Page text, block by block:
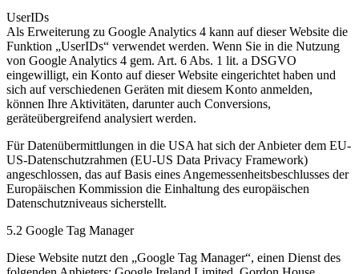
UserIDs
Als Erweiterung zu Google Analytics 4 kann auf dieser Website die
Funktion „UserIDs“ verwendet werden. Wenn Sie in die Nutzung
von Google Analytics 4 gem. Art. 6 Abs. 1 lit. a DSGVO
eingewilligt, ein Konto auf dieser Website eingerichtet haben und
sich auf verschiedenen Geräten mit diesem Konto anmelden,
können Ihre Aktivitäten, darunter auch Conversions,
geräteübergreifend analysiert werden.
Für Datenübermittlungen in die USA hat sich der Anbieter dem EU-
US-Datenschutzrahmen (EU-US Data Privacy Framework)
angeschlossen, das auf Basis eines Angemessenheitsbeschlusses der
Europäischen Kommission die Einhaltung des europäischen
Datenschutzniveaus sicherstellt.
5.2 Google Tag Manager
Diese Website nutzt den „Google Tag Manager“, einen Dienst des